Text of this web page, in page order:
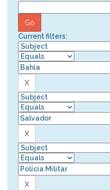
Current filters: